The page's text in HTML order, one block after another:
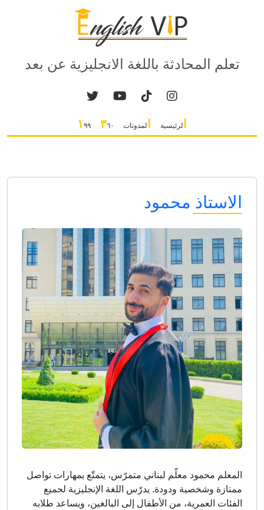
تعلم المحادثة باللغة الانجليزية عن بعد
الرئيسية المدونات ٣٦٠ ١٩٩
الاستاذ محمود
المعلم محمود معلّم لبناني متمرّس، يتمتّع بمهارات تواصل
ممتازة وشخصية ودودة. يدرّس اللغة الإنجليزية لجميع
الفئات العمرية، من الأطفال إلى البالغين، ويساعد طلابه